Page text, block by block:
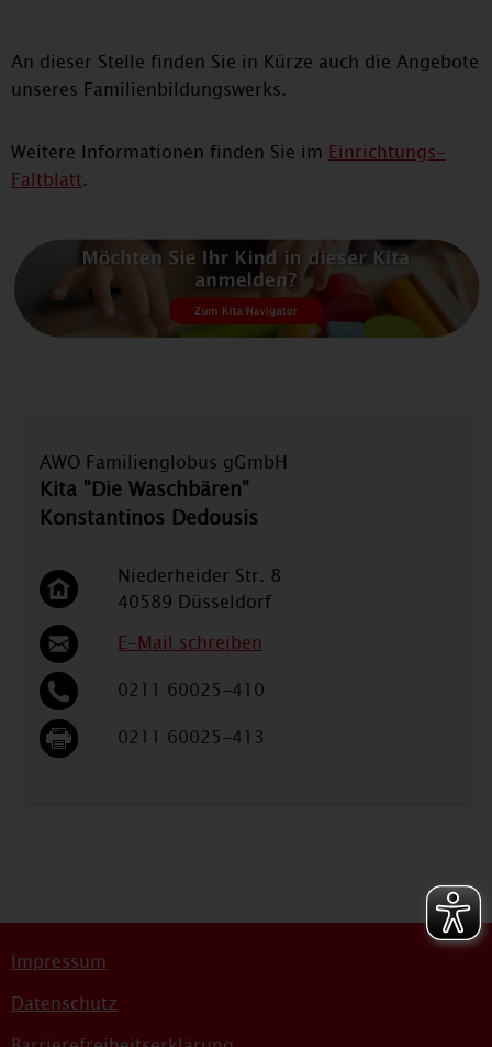
An dieser Stelle finden Sie in Kürze auch die Angebote
unseres Familienbildungswerks.
Weitere Informationen finden Sie im Einrichtungs-
Faltblatt.
AWO Familienglobus gGmbH
Kita "Die Waschbären"
Konstantinos Dedousis
Niederheider Str. 8
40589 Düsseldorf
E-Mail schreiben
0211 60025-410
0211 60025-413
Impressum
Datenschutz